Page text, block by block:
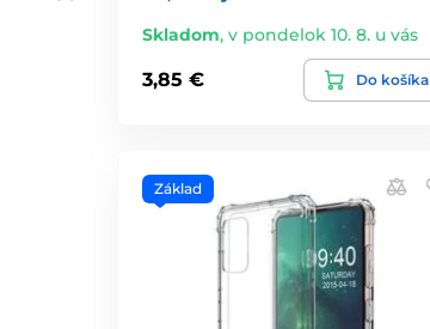
Skladom, v pondelok 10. 8. u vás
3,85 € Do košíka
Základ